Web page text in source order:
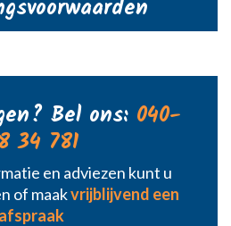
Bel ons: 040-
34 781
en adviezen kunt u
of maakvrijblijvend een
afspraak